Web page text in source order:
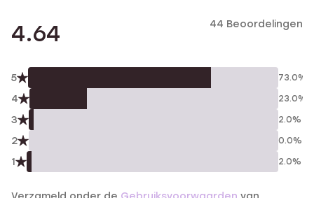
4.64 44 Beoordelingen
5 73.0%
4 23.0%
3 2.0%
2 0.0%
1 2.0%